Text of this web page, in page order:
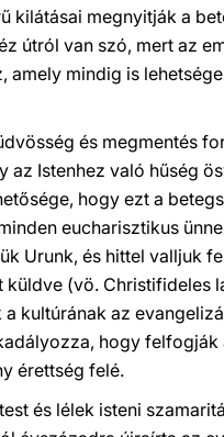
megnyitják a
útról van szó, mert az
mindig is
és megmentés
Istenhez való hűség
hogy ezt a
eucharisztikus
Urunk, és hittel valljuk
(vö. Christifideles
kultúrának az
hogy felfogják
érettség felé.
és lélek isteni